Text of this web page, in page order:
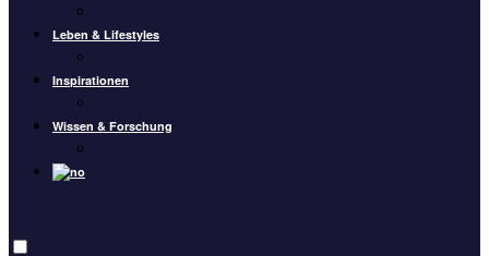
Leben & Lifestyles
Inspirationen
Wissen & Forschung